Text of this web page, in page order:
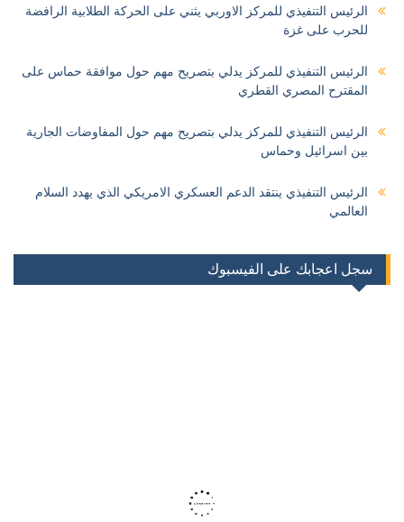
الرئيس التنفيذي للمركز الاوربي يثني على الحركة الطلابية الرافضة
للحرب على غزة
الرئيس التنفيذي للمركز يدلي بتصريح مهم حول موافقة حماس على
المقترح المصري القطري
الرئيس التنفيذي للمركز يدلي بتصريح مهم حول المفاوضات الجارية
بين اسرائيل وحماس
الرئيس التنفيذي ينتقد الدعم العسكري الامريكي الذي يهدد السلام
العالمي
سجل اعجابك على الفيسبوك